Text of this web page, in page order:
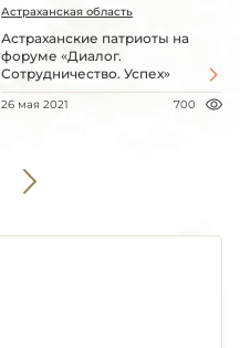
Астраханская область
Астраханские патриоты на
форуме «Диалог.
Сотрудничество. Успех»
26 мая 2021 700